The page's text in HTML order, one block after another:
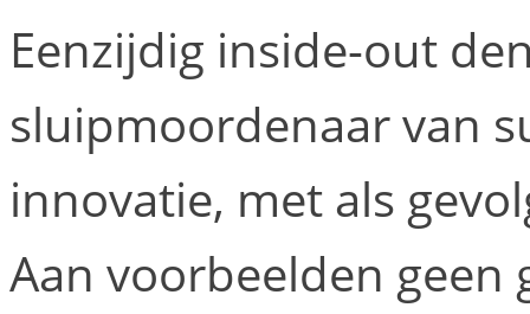
Eenzijdig inside-out
sluipmoordenaar van
innovatie, met als
Aan voorbeelden geen